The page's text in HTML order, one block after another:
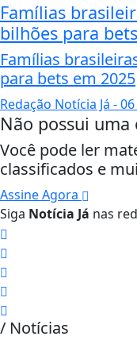
Famílias
bilhões para
Famílias
para bets em 2025
Redação Notícia Já -
Não possui uma
Você pode ler
classificados e
Assine Agora
Siga Notícia Já nas
/ Notícias